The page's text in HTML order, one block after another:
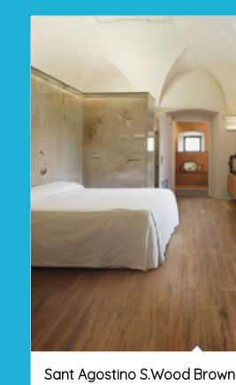
Sant Agostino S.Wood Brown